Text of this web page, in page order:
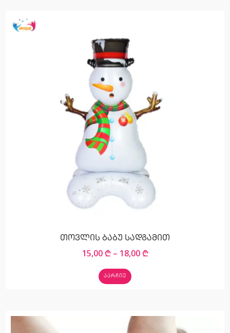
თოვლის ბაბუ სადგამით
15,00 ₾ – 18,00 ₾
ᲐᲐᲠᲩᲘᲔ